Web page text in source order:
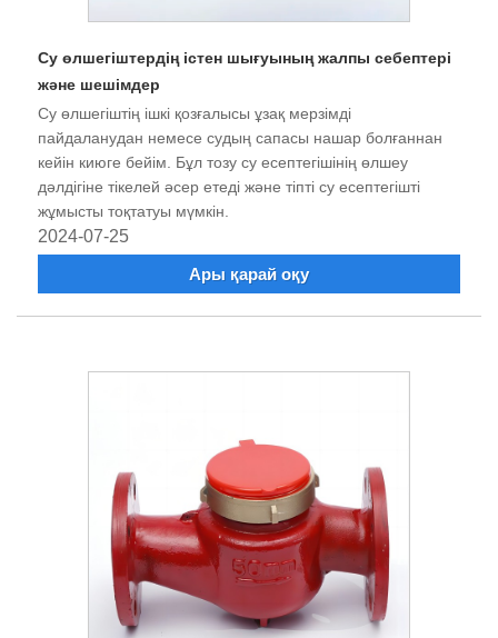
Су өлшегіштердің істен шығуының жалпы себептері
және шешімдер
Су өлшегіштің ішкі қозғалысы ұзақ мерзімді
пайдаланудан немесе судың сапасы нашар болғаннан
кейін киюге бейім. Бұл тозу су есептегішінің өлшеу
дәлдігіне тікелей әсер етеді және тіпті су есептегішті
жұмысты тоқтатуы мүмкін.
2024-07-25
Ары қарай оқу